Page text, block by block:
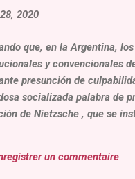
2020
que, en la Argentina,
y convencionales
presunción de
socializada palabra de
de Nietzsche , que se
violar normas
publica (como reina del
un commentaire